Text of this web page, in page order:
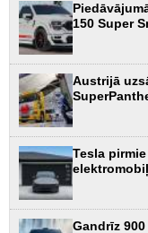
150 Super
Austrijā
Tesla
Gandrīz